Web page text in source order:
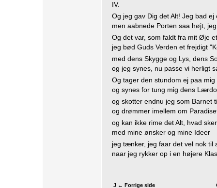
IV.
Og jeg gav Dig det Alt! Jeg bad ej
men aabnede Porten saa højt,
Og det var, som faldt fra mit Øje
jeg bød Guds Verden et frejdigt
med dens Skygge og Lys, dens
og jeg synes, nu passe vi herligt
Og tager den stundom ej paa mig
og synes for tung mig dens
og skotter endnu jeg som Barnet
og drømmer imellem om
og kan ikke rime det Alt, hvad
med mine ønsker og mine Ideer –
jeg tænker, jeg faar det vel nok til
naar jeg rykker op i en højere
J ← Forrige side